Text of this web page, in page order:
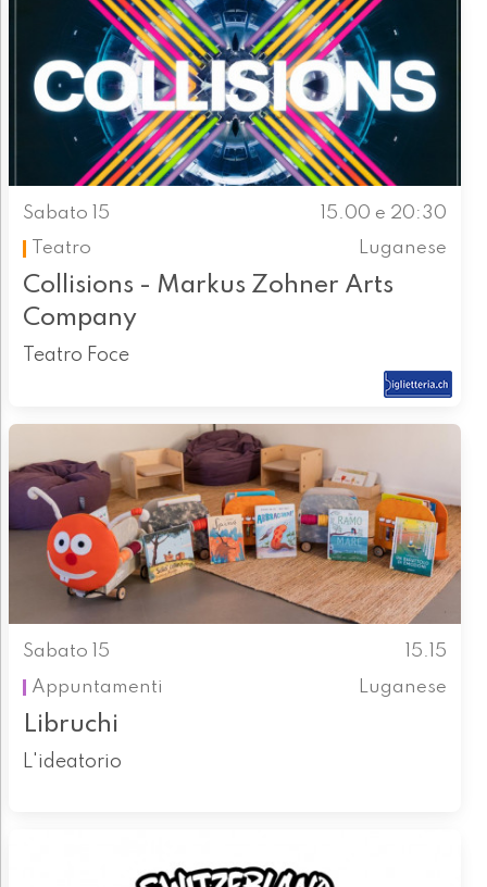
Sabato 15
15.00 e 20:30
Teatro
Luganese
Collisions - Markus Zohner Arts
Company
Teatro Foce
Sabato 15
15.15
Appuntamenti
Luganese
Libruchi
L'ideatorio